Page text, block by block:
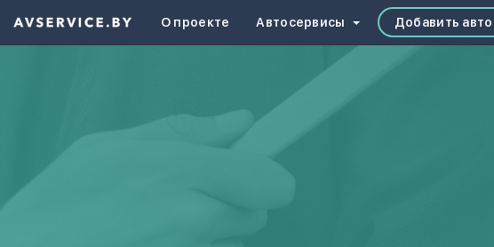
О проекте Автосервисы Добавить